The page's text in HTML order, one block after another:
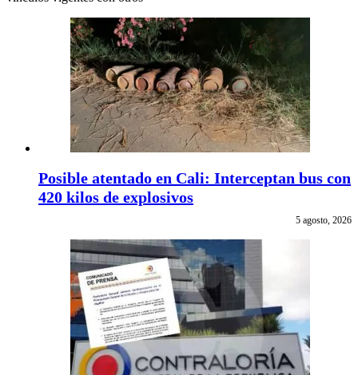
Posible atentado en Cali: Interceptan bus con
420 kilos de explosivos
5 agosto, 2026